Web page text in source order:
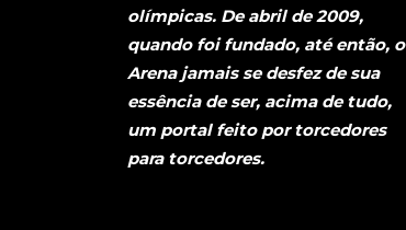
olímpicas. De abril de 2009,
quando foi fundado, até então, o
Arena jamais se desfez de sua
essência de ser, acima de tudo,
um portal feito por torcedores
para torcedores.